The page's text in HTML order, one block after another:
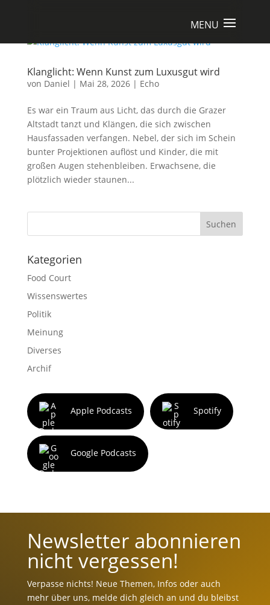
Klanglicht: Wenn Kunst zum Luxusgut wird
von Daniel | Mai 28, 2026| Echo
Es war ein Traum aus Licht, das durch die Grazer
Altstadt tanzt und Klängen, die sich zwischen
Hausfassaden verfangen. Nebel, der sich im Schein
bunter Projektionen auflöst und Kinder, die mit
großen Augen stehenbleiben. Erwachsene, die
plötzlich wieder staunen...
Suchen
Kategorien
Food Court
Wissenswertes
Politik
Meinung
Diverses
Archif
Apple Podcasts Spotify
Google Podcasts
Newsletter abonnieren
nicht vergessen!
Verpasse nichts! Neue Themen, Infos oder auch
mehr über uns, melde dich gleich an und du bleibst